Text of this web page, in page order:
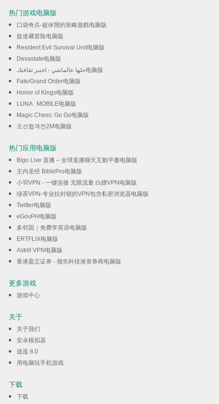
热门游戏电脑版
口袋奇兵-超休閒的策略遊戲电脑版
捉迷藏冒险电脑版
Resident Evil Survival Unit电脑版
Devastate电脑版
حلها عالماشي - اختبر ثقافتك电脑版
Fate/Grand Order电脑版
Honor of Kings电脑版
LUNA : MOBILE电脑版
Magic Chess: Go Go电脑版
조선협객전2M电脑版
热门应用电脑版
Bigo Live 直播 – 全球直播聊天互動平臺电脑版
主内圣经 BiblePro电脑版
小羽VPN - 一键连接 无限流量 白嫖VPN电脑版
绿茶VPN-专业抗封锁的VPN包含私密浏览器电脑版
Twitter电脑版
eGovPH电脑版
多邻国｜免费学英语电脑版
ERTFLIX电脑版
Astrill VPN电脑版
香港盈立证券 - 领先科技港资券商电脑版
更多游戏
游戏中心
关于
关于我们
安卓模拟器
逍遥 8.0
用电脑玩手机游戏
下载
下载